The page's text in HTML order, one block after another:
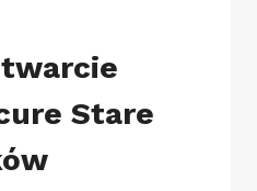
Stare